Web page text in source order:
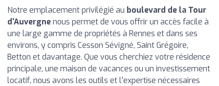
Notre emplacement privilégié au boulevard de la Tour
d'Auvergnenous permet de vous offrir un accès facile à
une large gamme de propriétés à Rennes et dans ses
environs, y compris Cesson Sévigné, Saint Grégoire,
Betton et davantage. Que vous cherchiez votre résidence
principale, une maison de vacances ou un investissement
locatif, nous avons les outils et l'expertise nécessaires